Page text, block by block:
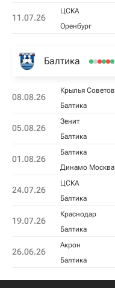
11.07.26
ЦСКА
Оренбург
Балтика
08.08.26
Крылья Советов
Балтика
05.08.26
Зенит
Балтика
01.08.26
Балтика
Динамо Москва
24.07.26
ЦСКА
Балтика
19.07.26
Краснодар
Балтика
26.06.26
Акрон
Балтика